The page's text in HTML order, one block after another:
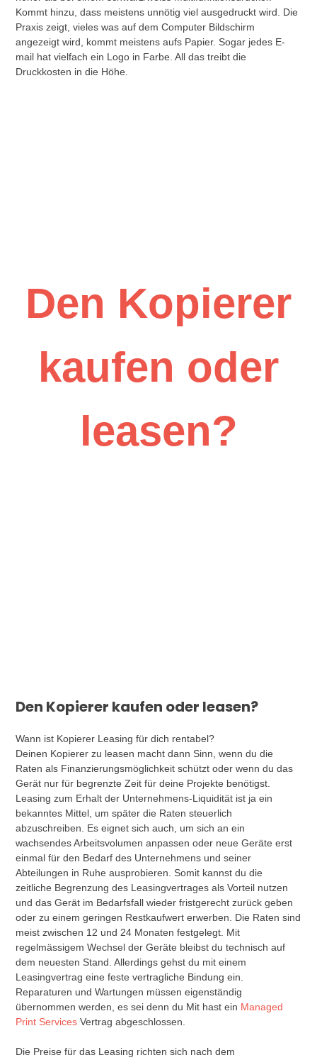
Kommt hinzu, dass meistens unnötig viel ausgedruckt wird. Die
Praxis zeigt, vieles was auf dem Computer Bildschirm
angezeigt wird, kommt meistens aufs Papier. Sogar jedes E-
mail hat vielfach ein Logo in Farbe. All das treibt die
Druckkosten in die Höhe.
Den Kopierer
kaufen oder
leasen?
Den Kopierer kaufen oder leasen?
Wann ist Kopierer Leasing für dich rentabel?
Deinen Kopierer zu leasen macht dann Sinn, wenn du die
Raten als Finanzierungsmöglichkeit schützt oder wenn du das
Gerät nur für begrenzte Zeit für deine Projekte benötigst.
Leasing zum Erhalt der Unternehmens-Liquidität ist ja ein
bekanntes Mittel, um später die Raten steuerlich
abzuschreiben. Es eignet sich auch, um sich an ein
wachsendes Arbeitsvolumen anpassen oder neue Geräte erst
einmal für den Bedarf des Unternehmens und seiner
Abteilungen in Ruhe ausprobieren. Somit kannst du die
zeitliche Begrenzung des Leasingvertrages als Vorteil nutzen
und das Gerät im Bedarfsfall wieder fristgerecht zurück geben
oder zu einem geringen Restkaufwert erwerben. Die Raten sind
meist zwischen 12 und 24 Monaten festgelegt. Mit
regelmässigem Wechsel der Geräte bleibst du technisch auf
dem neuesten Stand. Allerdings gehst du mit einem
Leasingvertrag eine feste vertragliche Bindung ein.
Reparaturen und Wartungen müssen eigenständig
übernommen werden, es sei denn du Mit hast ein Managed
Print Services Vertrag abgeschlossen.
Die Preise für das Leasing richten sich nach dem